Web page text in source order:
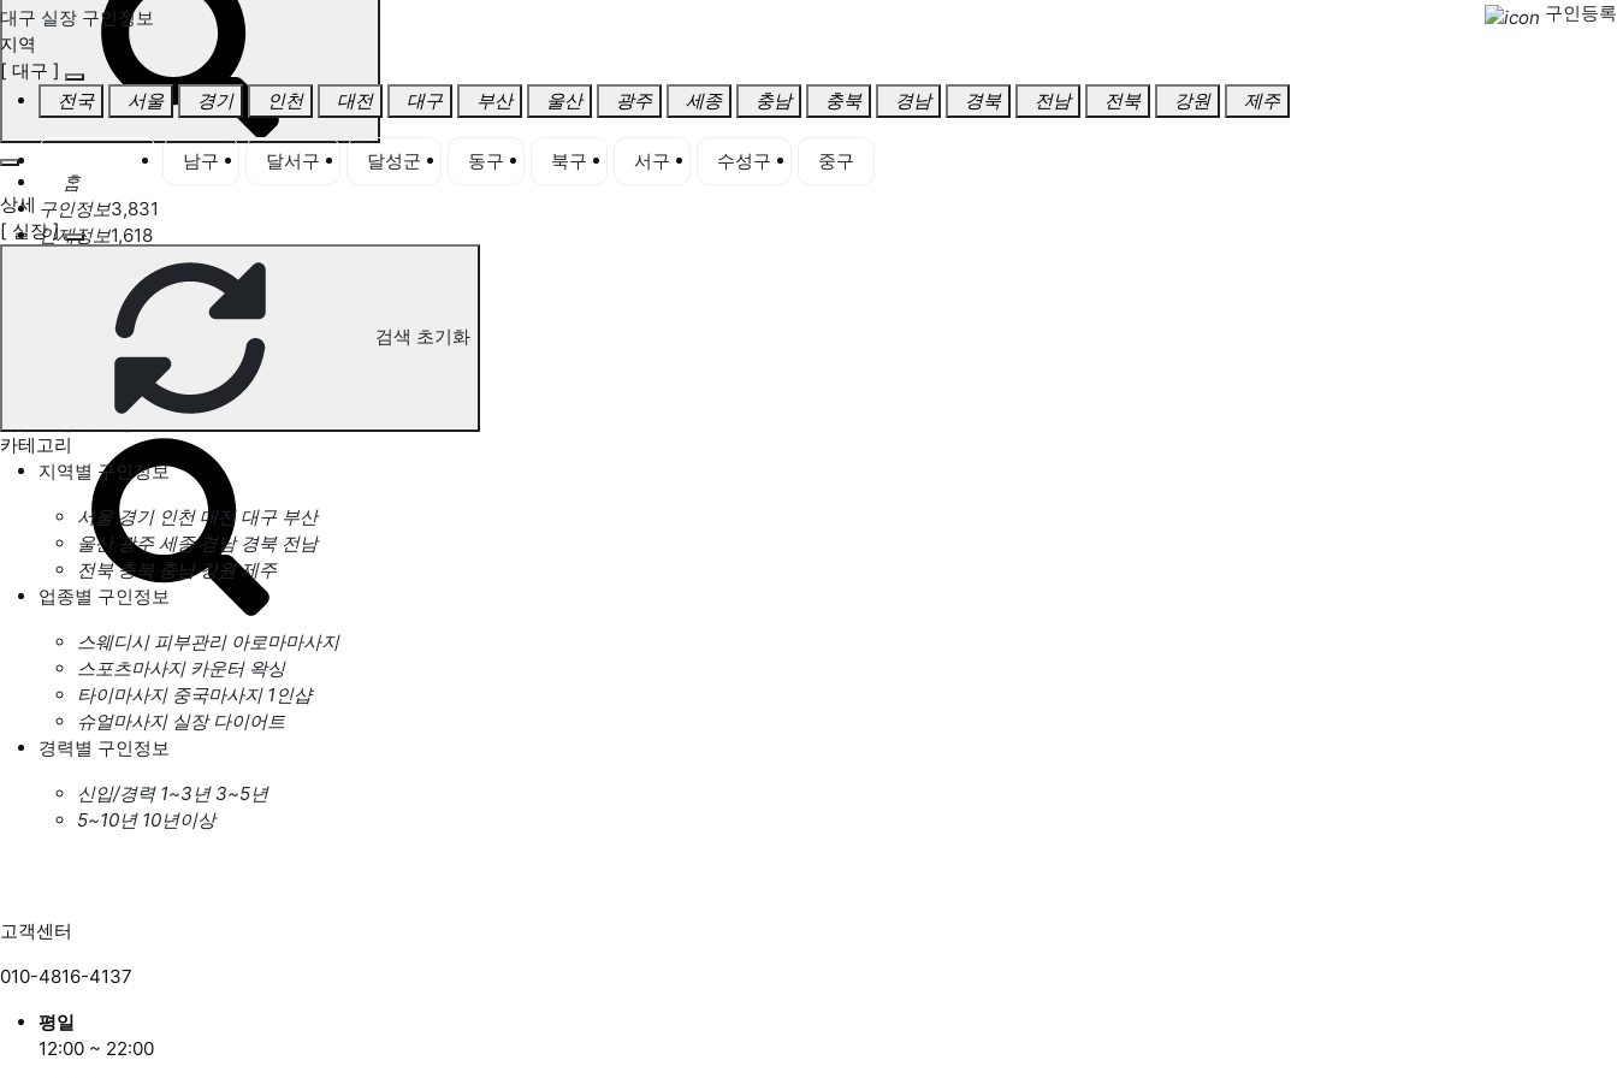
홈
구인정보3,831
인재정보1,618
고객센터
전국업체정보 마사지가이드
업체 서비스 관리
개인 서비스 관리
대구 실장 구인정보
구인등록
지역
[ 대구 ]
전국
서울 경기 인천 대전 대구 부산 울산 광주 세종 충남 충북 경남 경북 전남 전북 강원 제주
남구 달서구 달성군 동구 북구 서구 수성구
중구
상세
[ 실장 ]
검색 초기화
카테고리
지역별 구인정보
서울 경기 인천 대전 대구 부산
울산 광주 세종 경남 경북 전남
전북 충북 충남 강원 제주
업종별 구인정보
스웨디시 피부관리 아로마마사지
스포츠마사지 카운터 왁싱
타이마사지 중국마사지 1인샵
슈얼마사지 실장 다이어트
경력별 구인정보
신입/경력 1~3년 3~5년
5~10년 10년이상
고객센터
010-4816-4137
평일
12:00 ~ 22:00